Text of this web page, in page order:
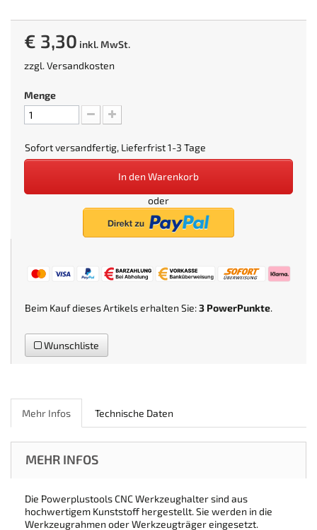
€ 3,30 inkl. MwSt.
zzgl.Versandkosten
Menge
Sofort versandfertig, Lieferfrist 1-3 Tage
In den Warenkorb
oder
Beim Kauf dieses Artikels erhalten Sie:3 PowerPunkte.
Wunschliste
Mehr Infos Technische Daten
MEHR INFOS
Die Powerplustools CNC Werkzeughalter sind aus
hochwertigem Kunststoff hergestellt. Sie werden in die
Werkzeugrahmen oder Werkzeugträger eingesetzt.